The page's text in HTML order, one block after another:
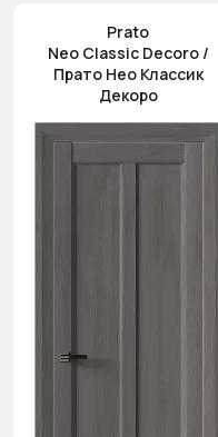
Prato
Neo Classic Decoro /
Прато Нео Классик
Декоро